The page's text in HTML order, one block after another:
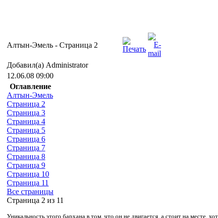
Алтын-Эмель - Cтраница 2
Добавил(а) Administrator
12.06.08 09:00
Оглавление
Алтын-Эмель
Страница 2
Страница 3
Страница 4
Страница 5
Страница 6
Страница 7
Страница 8
Страница 9
Страница 10
Страница 11
Все страницы
Страница 2 из 11
Уникальность этого бархана в том, что он не двигается, а стоит на